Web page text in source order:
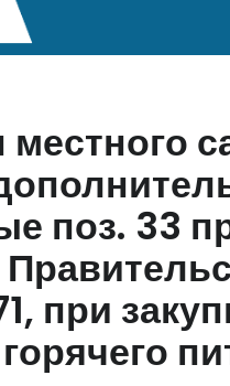
местного
поз. 33
при